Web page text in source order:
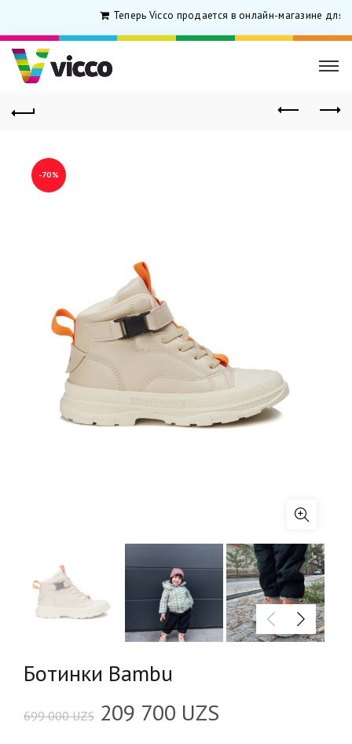
Теперь Vicco продается в онлайн-магазине для
-70%
Ботинки Bambu
699 000UZS 209 700 UZS